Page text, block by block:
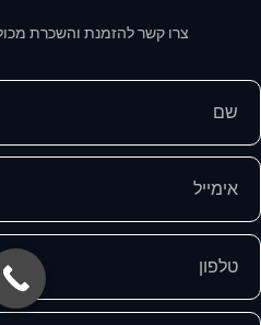
צרו קשר להזמנת והשכרת